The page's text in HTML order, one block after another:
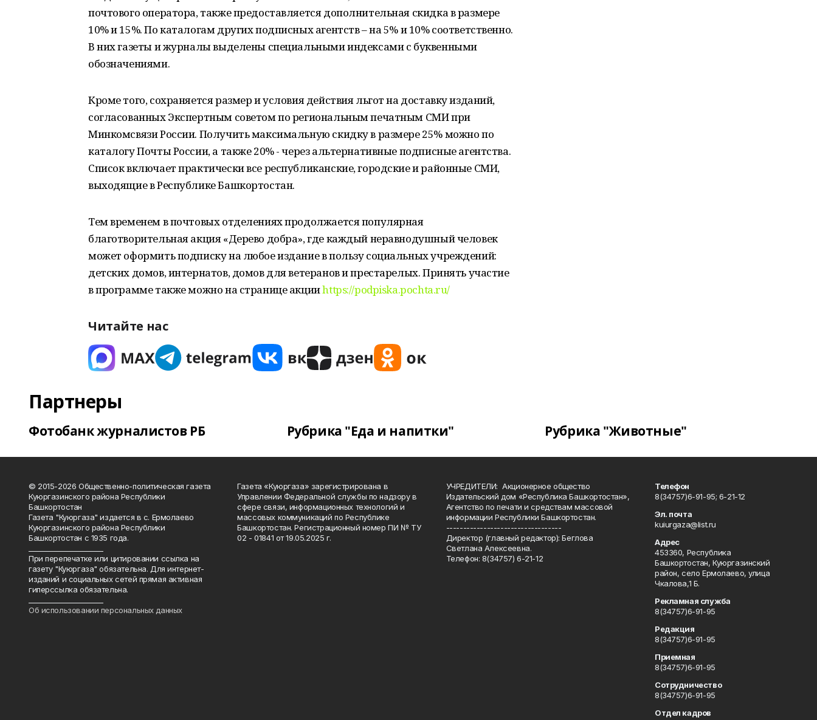
почтового оператора, также предоставляется дополнительная скидка в размере
10% и 15%. По каталогам других подписных агентств – на 5% и 10% соответственно.
В них газеты и журналы выделены специальными индексами с буквенными
обозначениями.
Кроме того, сохраняется размер и условия действия льгот на доставку изданий,
согласованных Экспертным советом по региональным печатным СМИ при
Минкомсвязи России. Получить максимальную скидку в размере 25% можно по
каталогу Почты России, а также 20% - через альтернативные подписные агентства.
Список включает практически все республиканские, городские и районные СМИ,
выходящие в Республике Башкортостан.
Тем временем в почтовых отделениях продолжается популярная
благотворительная акция «Дерево добра», где каждый неравнодушный человек
может оформить подписку на любое издание в пользу социальных учреждений:
детских домов, интернатов, домов для ветеранов и престарелых. Принять участие
в программе также можно на странице акцииhttps://podpiska.pochta.ru/
Читайте нас
Партнеры
Фотобанк журналистов РБ Рубрика "Еда и напитки" Рубрика "Животные"
© 2015-2026 Общественно-политическая газета
Куюргазинского района Республики
Башкортостан
Газета "Куюргаза" издается в с. Ермолаево
Куюргазинского района Республики
Башкортостан с 1935 года.
При перепечатке или цитировании ссылка на
газету "Куюргаза" обязательна. Для интернет-
изданий и социальных сетей прямая активная
гиперссылка обязательна.
Об использовании персональных данных
Газета «Куюргаза» зарегистрирована в
Управлении Федеральной службы по надзору в
сфере связи, информационных технологий и
массовых коммуникаций по Республике
Башкортостан. Регистрационный номер ПИ № ТУ
02 - 01841 от 19.05.2025 г.
УЧРЕДИТЕЛИ: Акционерное общество
Издательский дом «Республика Башкортостан»,
Агентство по печати и средствам массовой
информации Республики Башкортостан.
----------------------------------
Директор (главный редактор): Беглова
Светлана Алексеевна.
Телефон: 8(34757) 6-21-12
Телефон
8(34757)6-91-95; 6-21-12
Эл. почта
kuiurgaza@list.ru
Адрес
453360, Республика
Башкортостан, Куюргазинский
район, село Ермолаево, улица
Чкалова,1 Б.
Рекламная служба
8(34757)6-91-95
Редакция
8(34757)6-91-95
Приемная
8(34757)6-91-95
Сотрудничество
8(34757)6-91-95
Отдел кадров